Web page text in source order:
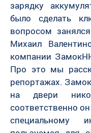
зарядку
было сделать
вопросом
Михаил
компании
Про это мы
репортажах.
на двери
соответственно
специальному